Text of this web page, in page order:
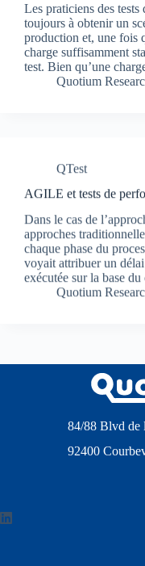
Les praticiens des
toujours à obtenir un
production et, une fois
charge suffisamment
test. Bien qu’une
Quotium
QTest
AGILE et tests de
Dans le cas de
approches
chaque phase du
voyait attribuer un
exécutée sur la base
Quotium
84/88 Blvd de
92400